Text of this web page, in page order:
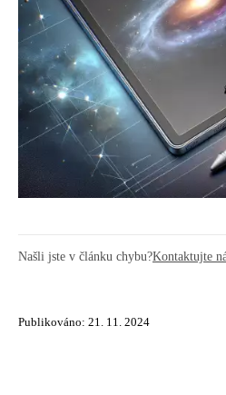
Našli jste v článku chybu?Kontaktujte
Publikováno: 21. 11. 2024